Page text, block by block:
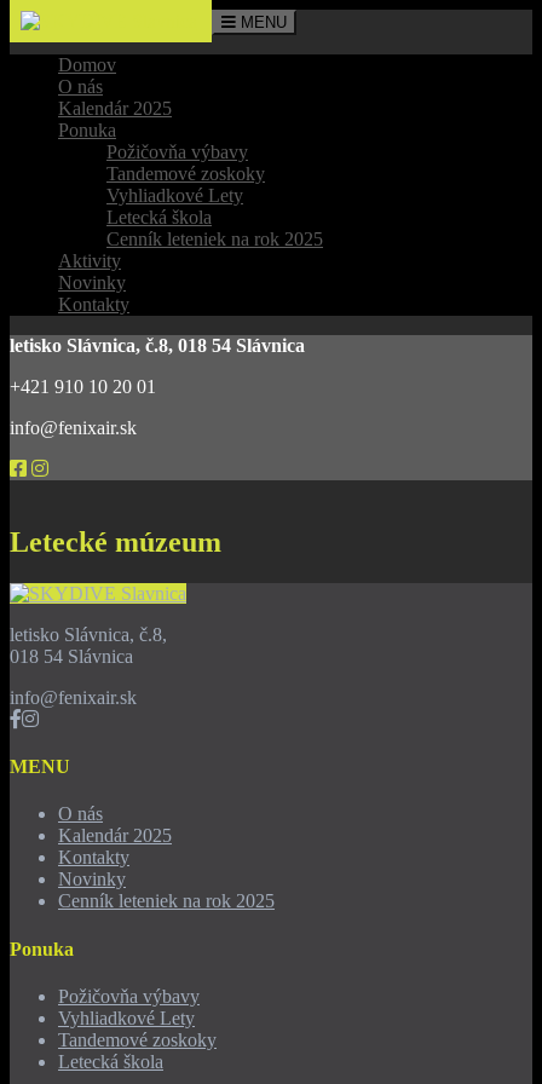
MENU
Domov
O nás
Kalendár 2025
Ponuka
Požičovňa výbavy
Tandemové zoskoky
Vyhliadkové Lety
Letecká škola
Cenník leteniek na rok 2025
Aktivity
Novinky
Kontakty
letisko Slávnica, č.8, 018 54 Slávnica
+421 910 10 20 01
info@fenixair.sk
Letecké múzeum
letisko Slávnica, č.8,
018 54 Slávnica
info@fenixair.sk
MENU
O nás
Kalendár 2025
Kontakty
Novinky
Cenník leteniek na rok 2025
Ponuka
Požičovňa výbavy
Vyhliadkové Lety
Tandemové zoskoky
Letecká škola